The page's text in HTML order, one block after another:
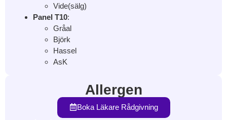
Vide(sälg)
Panel T10:
Gråal
Björk
Hassel
AsK
Allergen
Boka Läkare Rådgivning